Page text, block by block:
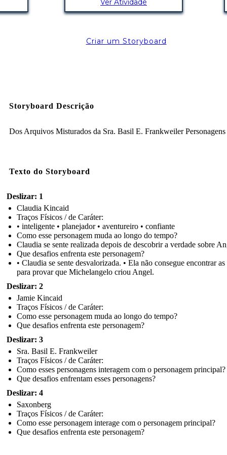
Ver Atividade
Criar um Storyboard
Storyboard Descrição
Dos Arquivos Misturados da Sra. Basil E. Frankweiler Personagens
Texto do Storyboard
Deslizar: 1
Claudia Kincaid
Traços Físicos / de Caráter:
• inteligente • planejador • aventureiro • confiante
Como esse personagem muda ao longo do tempo?
Claudia se sente realizada depois de descobrir a verdade sobre
Que desafios enfrenta este personagem?
• Claudia se sente desvalorizada. • Ela não consegue encontrar as
para provar que Michelangelo criou Angel.
Deslizar: 2
Jamie Kincaid
Traços Físicos / de Caráter:
Como esse personagem muda ao longo do tempo?
Que desafios enfrenta este personagem?
Deslizar: 3
Sra. Basil E. Frankweiler
Traços Físicos / de Caráter:
Como esses personagens interagem com o personagem principal?
Que desafios enfrentam esses personagens?
Deslizar: 4
Saxonberg
Traços Físicos / de Caráter:
Como esse personagem interage com o personagem principal?
Que desafios enfrenta este personagem?